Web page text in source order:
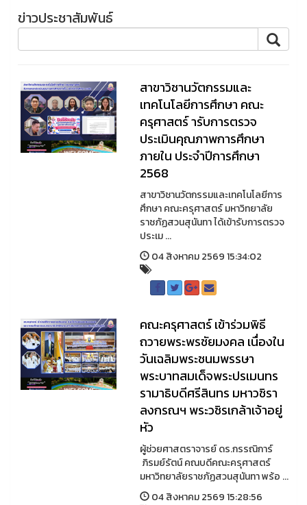
ข่าวประชาสัมพันธ์
สาขาวิชานวัตกรรมและ
เทคโนโลยีการศึกษา คณะ
ครุศาสตร์ ารับการตรวจ
ประเมินคุณภาพการศึกษา
ภายใน ประจำปีการศึกษา
2568
สาขาวิชานวัตกรรมและเทคโนโลยีการ
ศึกษา คณะครุศาสตร์ มหาวิทยาลัย
ราชภัฏสวนสุนันทา ได้เข้ารับการตรวจ
ประเม ...
04 สิงหาคม 2569 15:34:02
คณะครุศาสตร์ เข้าร่วมพิธี
ถวายพระพรชัยมงคล เนื่องใน
วันเฉลิมพระชนมพรรษา
พระบาทสมเด็จพระปรเมนทร
รามาธิบดีศรีสินทร มหาวชิรา
ลงกรณฯ พระวชิรเกล้าเจ้าอยู่
หัว
ผู้ช่วยศาสตราจารย์ ดร.กรรณิการ์
ภิรมย์รัตน์ คณบดีคณะครุศาสตร์
มหาวิทยาลัยราชภัฏสวนสุนันทา พร้อ ...
04 สิงหาคม 2569 15:28:56